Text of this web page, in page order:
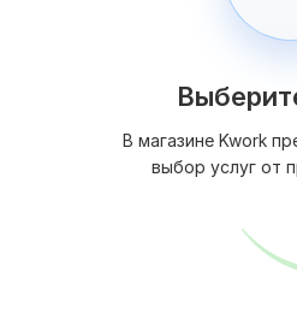
В магазине Kwork
выбор услуг от